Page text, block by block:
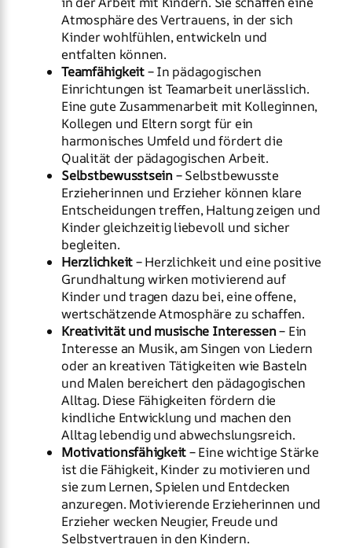
Atmosphäre des Vertrauens, in der sich
Kinder wohlfühlen, entwickeln und
entfalten können.
Teamfähigkeit– In pädagogischen
Einrichtungen ist Teamarbeit unerlässlich.
Eine gute Zusammenarbeit mit Kolleginnen,
Kollegen und Eltern sorgt für ein
harmonisches Umfeld und fördert die
Qualität der pädagogischen Arbeit.
Selbstbewusstsein– Selbstbewusste
Erzieherinnen und Erzieher können klare
Entscheidungen treffen, Haltung zeigen und
Kinder gleichzeitig liebevoll und sicher
begleiten.
Herzlichkeit– Herzlichkeit und eine positive
Grundhaltung wirken motivierend auf
Kinder und tragen dazu bei, eine offene,
wertschätzende Atmosphäre zu schaffen.
Kreativität und musische Interessen– Ein
Interesse an Musik, am Singen von Liedern
oder an kreativen Tätigkeiten wie Basteln
und Malen bereichert den pädagogischen
Alltag. Diese Fähigkeiten fördern die
kindliche Entwicklung und machen den
Alltag lebendig und abwechslungsreich.
Motivationsfähigkeit– Eine wichtige Stärke
ist die Fähigkeit, Kinder zu motivieren und
sie zum Lernen, Spielen und Entdecken
anzuregen. Motivierende Erzieherinnen und
Erzieher wecken Neugier, Freude und
Selbstvertrauen in den Kindern.